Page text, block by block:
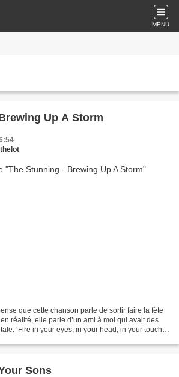
MENU
Up A Storm
que cette chanson parle de sortir faire la fête
réalité, elle parle d’un ami à moi qui avait des
‘Fire in your eyes, in your head, in your touch’ :
Sons